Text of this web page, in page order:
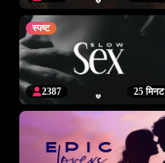
स्पष्ट
25 मिनट
2387